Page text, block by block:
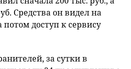
Средства он видел на
доступ к сервису
за сутки в